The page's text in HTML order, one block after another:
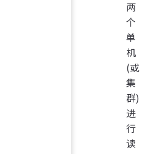
两
个
单
机
(或
集
群)
进
行
读